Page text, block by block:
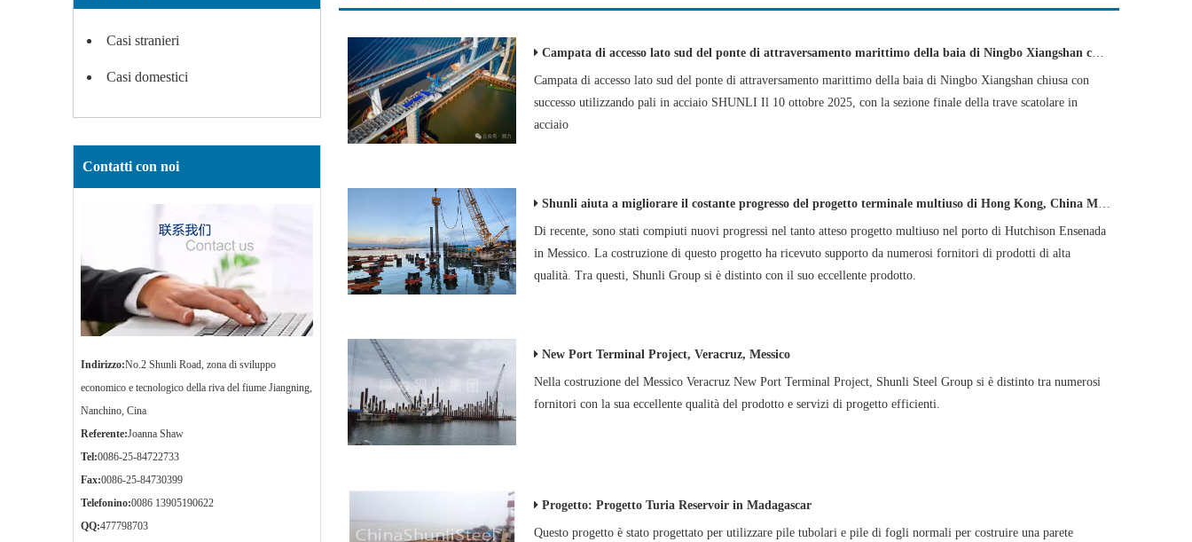
Casi stranieri
Casi domestici
Contatti con noi
Indirizzo:No.2 Shunli Road, zona di sviluppo
economico e tecnologico della riva del fiume Jiangning,
Nanchino, Cina
Referente:Joanna Shaw
Tel:0086-25-84722733
Fax:0086-25-84730399
Telefonino:0086 13905190622
QQ:477798703
Campata di accesso lato sud del ponte di attraversamento marittimo della baia di Ningbo Xiangshan chiusa con successo utilizzando pali in acciaio SHUNLI
Campata di accesso lato sud del ponte di attraversamento marittimo della baia di Ningbo Xiangshan chiusa con
successo utilizzando pali in acciaio SHUNLI Il 10 ottobre 2025, con la sezione finale della trave scatolare in
acciaio
Shunli aiuta a migliorare il costante progresso del progetto terminale multiuso di Hong Kong, China Merchants Port Holdings a Ensenada, in Messico.
Di recente, sono stati compiuti nuovi progressi nel tanto atteso progetto multiuso nel porto di Hutchison Ensenada
in Messico. La costruzione di questo progetto ha ricevuto supporto da numerosi fornitori di prodotti di alta
qualità. Tra questi, Shunli Group si è distinto con il suo eccellente prodotto.
New Port Terminal Project, Veracruz, Messico
Nella costruzione del Messico Veracruz New Port Terminal Project, Shunli Steel Group si è distinto tra numerosi
fornitori con la sua eccellente qualità del prodotto e servizi di progetto efficienti.
Progetto: Progetto Turia Reservoir in Madagascar
Questo progetto è stato progettato per utilizzare pile tubolari e pile di fogli normali per costruire una parete